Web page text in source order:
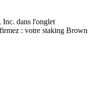
dans l'onglet
: votre staking Brown